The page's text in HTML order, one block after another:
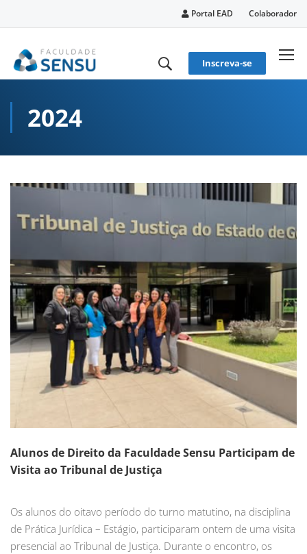
Portal EAD Colaborador
Inscreva-se
2024
Alunos de Direito da Faculdade Sensu Participam de
Visita ao Tribunal de Justiça
Os alunos do oitavo período do turno matutino, na disciplina
de Prática Jurídica – Estágio, participaram ontem de uma visita
presencial ao Tribunal de Justiça. Durante o encontro, os